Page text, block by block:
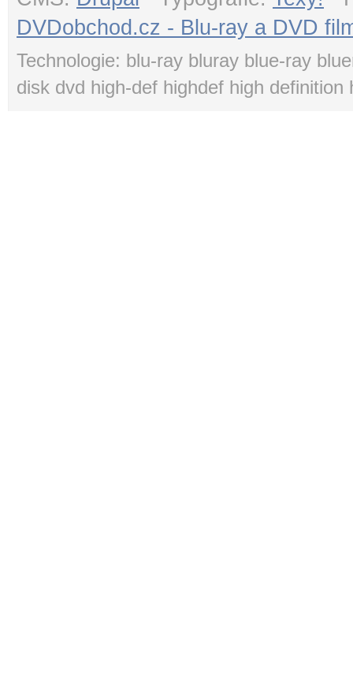
DVDobchod.cz - Blu-ray a DVD
Technologie: blu-ray bluray blue-ray
disk dvd high-def highdef high